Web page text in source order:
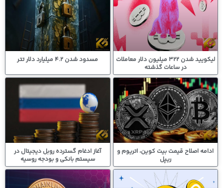
لیکویید شدن 322 میلیون دلار معاملات
در ساعات گذشته
مسدود شدن 4.2 میلیارد دلار تتر
ادامه اصلاح قیمت بیت کوین، اتریوم و
ریپل
آغاز ادغام گسترده روبل دیجیتال در
سیستم بانکی و بودجه روسیه